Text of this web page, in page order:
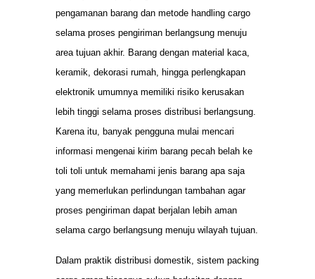
pengamanan barang dan metode handling cargo
selama proses pengiriman berlangsung menuju
area tujuan akhir. Barang dengan material kaca,
keramik, dekorasi rumah, hingga perlengkapan
elektronik umumnya memiliki risiko kerusakan
lebih tinggi selama proses distribusi berlangsung.
Karena itu, banyak pengguna mulai mencari
informasi mengenai kirim barang pecah belah ke
toli toli untuk memahami jenis barang apa saja
yang memerlukan perlindungan tambahan agar
proses pengiriman dapat berjalan lebih aman
selama cargo berlangsung menuju wilayah tujuan.
Dalam praktik distribusi domestik, sistem packing